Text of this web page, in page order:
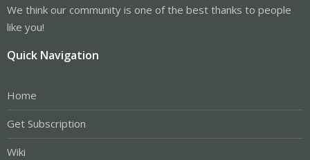
We think our community is one of the best thanks to people
like you!
Quick Navigation
Home
Get Subscription
Wiki